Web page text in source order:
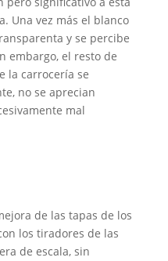
Una vez más el blanco
y se percibe
embargo, el resto de
la carrocería se
no se aprecian
mal
de las tapas de los
los tiradores de las
de escala, sin